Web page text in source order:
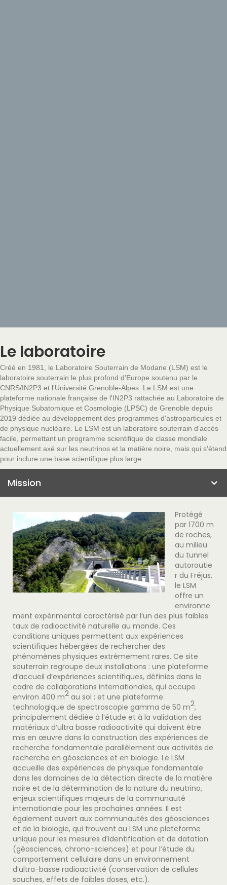
Le laboratoire
Créé en 1981, le Laboratoire Souterrain de Modane (LSM) est le
laboratoire souterrain le plus profond d'Europe soutenu par le
CNRS/IN2P3 et l'Université Grenoble-Alpes. Le LSM est une
plateforme nationale française de l'IN2P3 rattachée au Laboratoire de
Physique Subatomique et Cosmologie (LPSC) de Grenoble depuis
2019 dédiée au développement des programmes d'astroparticules et
de physique nucléaire. Le LSM est un laboratoire souterrain d'accès
facile, permettant un programme scientifique de classe mondiale
actuellement axé sur les neutrinos et la matière noire, mais qui s'étend
pour inclure une base scientifique plus large
Mission
Protégé
par 1700 m
de roches,
au milieu
du tunnel
autoroutie
r du Fréjus,
le LSM
offre un
environne
ment expérimental caractérisé par l’un des plus faibles
taux de radioactivité naturelle au monde. Ces
conditions uniques permettent aux expériences
scientifiques hébergées de rechercher des
phénomènes physiques extrêmement rares. Ce site
souterrain regroupe deux installations : une plateforme
d’accueil d’expériences scientifiques, définies dans le
cadre de collaborations internationales, qui occupe
environ 400 m2 au sol ; et une plateforme
technologique de spectroscopie gamma de 50 m2,
principalement dédiée à l’étude et à la validation des
matériaux d’ultra basse radioactivité qui doivent être
mis en œuvre dans la construction des expériences de
recherche fondamentale parallèlement aux activités de
recherche en géosciences et en biologie. Le LSM
accueille des expériences de physique fondamentale
dans les domaines de la détection directe de la matière
noire et de la détermination de la nature du neutrino,
enjeux scientifiques majeurs de la communauté
internationale pour les prochaines années. Il est
également ouvert aux communautés des géosciences
et de la biologie, qui trouvent au LSM une plateforme
unique pour les mesures d’identification et de datation
(géosciences, chrono-sciences) et pour l’étude du
comportement cellulaire dans un environnement
d’ultra-basse radioactivité (conservation de cellules
souches, effets de faibles doses, etc.).